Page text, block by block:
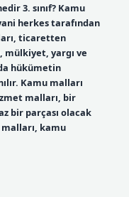
3. sınıf? Kamu
herkes tarafından
ticaretten
yargı ve
hükümetin
Kamu malları
malları, bir
bir parçası olacak
kamu